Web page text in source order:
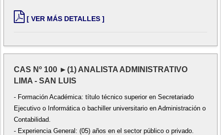
[ VER MÁS DETALLES ]
CAS Nº 100 ►(1) ANALISTA ADMINISTRATIVO
LIMA - SAN LUIS
- Formación Académica: título técnico superior en Secretariado
Ejecutivo o Informática o bachiller universitario en Administración o
Contabilidad.
- Experiencia General: (05) años en el sector público o privado.